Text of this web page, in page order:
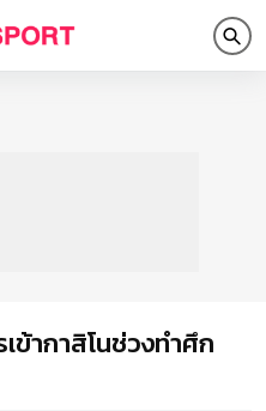
ข้ากาสิโนช่วงทำศึก